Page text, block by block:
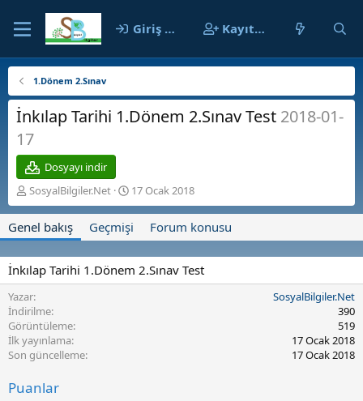
Giriş yap Kayıt ol
1.Dönem 2.Sınav
İnkılap Tarihi 1.Dönem 2.Sınav Test 2018-01-
17
Dosyayı indir
Y
a
a
SosyalBilgiler.Net
O
l
ş
r
17 Ocak 2018
Genel bakış Geçmişi Forum konusu
İnkılap Tarihi 1.Dönem 2.Sınav Test
Yazar
SosyalBilgiler.Net
İndirilme
390
Görüntüleme
519
İlk yayınlama
17 Ocak 2018
Son güncelleme
17 Ocak 2018
Puanlar